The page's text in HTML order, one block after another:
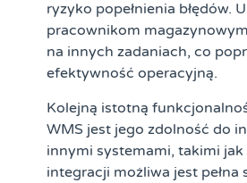
ryzyko popełnienia błędów.
pracownikom
na innych zadaniach, co
efektywność operacyjną.
Kolejną istotną
WMS jest jego zdolność do
innymi systemami, takimi jak
integracji możliwa jest pełna